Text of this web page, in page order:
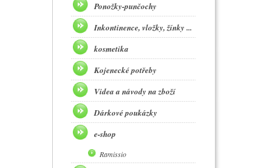
Ponožky-punčochy
Inkontinence, vložky, žínky ...
kosmetika
Kojenecké potřeby
Videa a návody na zboží
Dárkové poukázky
e-shop
Ramissio